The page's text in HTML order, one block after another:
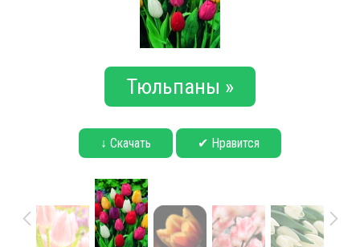
Тюльпаны »
↓ Скачать ✔ Нравится